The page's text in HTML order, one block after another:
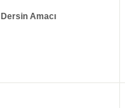
Dersin Amacı